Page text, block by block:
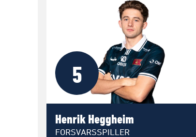
5
Henrik Heggheim
FORSVARSSPILLER